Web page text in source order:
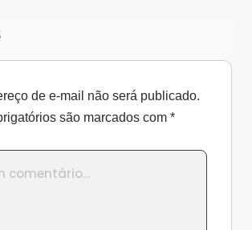
de e-mail não será publicado.
são marcados com *